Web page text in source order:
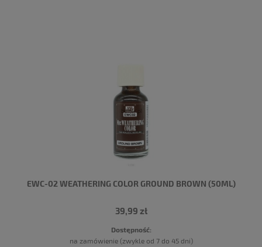
EWC-02 WEATHERING COLOR GROUND BROWN (50ML)
39,99 zł
Dostępność:
na zamówienie (zwykle od 7 do 45 dni)